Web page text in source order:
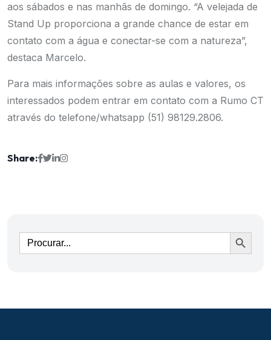
aos sábados e nas manhãs de domingo. “A velejada de
Stand Up proporciona a grande chance de estar em
contato com a água e conectar-se com a natureza”,
destaca Marcelo.
Para mais informações sobre as aulas e valores, os
interessados podem entrar em contato com a Rumo CT
através do telefone/whatsapp (51) 98129.2806.
Share:
Ir